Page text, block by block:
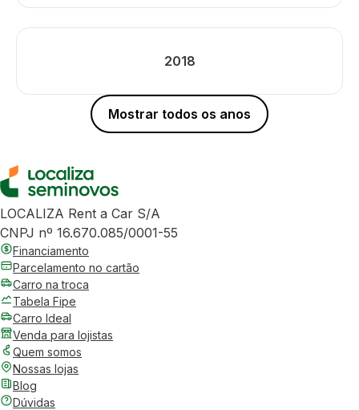
2018
Mostrar todos os anos
LOCALIZA Rent a Car S/A
CNPJ nº 16.670.085/0001-55
Financiamento
Parcelamento no cartão
Carro na troca
Tabela Fipe
Carro Ideal
Venda para lojistas
Quem somos
Nossas lojas
Blog
Dúvidas